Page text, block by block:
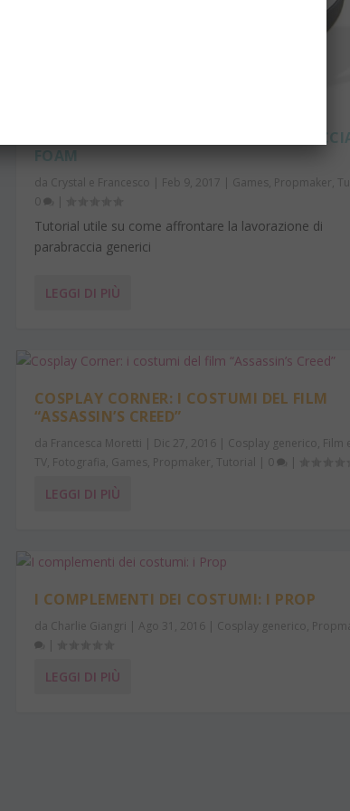
TUTORIAL: PROGETTARE DEI
FOAM
da Crystal e Francesco Feb 9, 2017 Games , Propmaker ,
0
|
Tutorial utile su come affrontare la lavorazione di
parabraccia generici
LEGGI DI PIÙ
COSPLAY CORNER: I COSTUMI DEL FILM
“ASSASSIN’S CREED”
da Francesca Moretti | Dic 27, 2016 | Cosplay generico , Film
TV, Fotografia , Games , Propmaker , Tutorial | 0 |
LEGGI DI PIÙ
I COMPLEMENTI DEI COSTUMI: I PROP
da Charlie Giangri | Ago 31, 2016 | Cosplay generico ,
|
LEGGI DI PIÙ